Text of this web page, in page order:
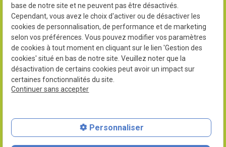
02 78 77 14 86
390 Chem. de Saint-Pierre
85230 Saint-Gervais, France
Mentions légales
Politique de confidentialité
base de notre site et ne peuvent pas être désactivés.
Cependant, vous avez le choix d'activer ou de désactiver les
cookies de personnalisation, de performance et de marketing
selon vos préférences. Vous pouvez modifier vos paramètres
de cookies à tout moment en cliquant sur le lien 'Gestion des
cookies' situé en bas de notre site. Veuillez noter que la
désactivation de certains cookies peut avoir un impact sur
certaines fonctionnalités du site.
Continuer sans accepter
Personnaliser